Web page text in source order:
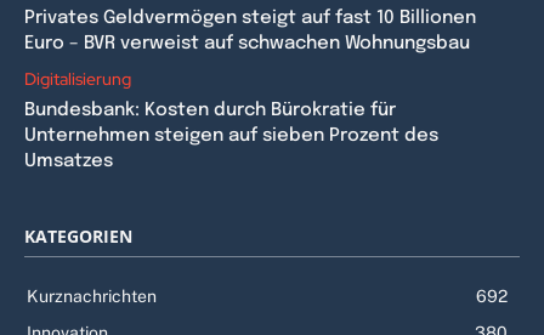
Privates Geldvermögen steigt auf fast 10 Billionen
Euro – BVR verweist auf schwachen Wohnungsbau
Digitalisierung
Bundesbank: Kosten durch Bürokratie für
Unternehmen steigen auf sieben Prozent des
Umsatzes
KATEGORIEN
Kurznachrichten
692